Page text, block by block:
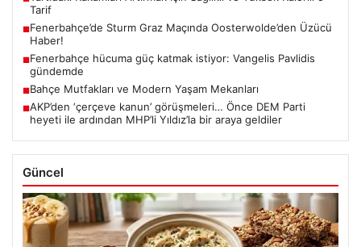
Tarif
■Fenerbahçe’de Sturm Graz Maçında Oosterwolde’den Üzücü
Haber!
■Fenerbahçe hücuma güç katmak istiyor: Vangelis Pavlidis
gündemde
■Bahçe Mutfakları ve Modern Yaşam Mekanları
■AKP’den ‘çerçeve kanun’ görüşmeleri… Önce DEM Parti
heyeti ile ardından MHP’li Yıldız’la bir araya geldiler
Güncel